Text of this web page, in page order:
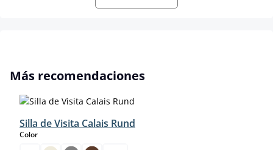
Omitir la galería de productos
Más recomendaciones
Silla de Visita Calais Rund
Colorselect